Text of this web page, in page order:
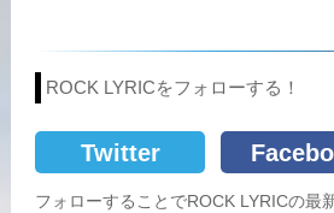
ROCK LYRICをフォローする！
Twitter
フォローすることでROCK LYRICの最